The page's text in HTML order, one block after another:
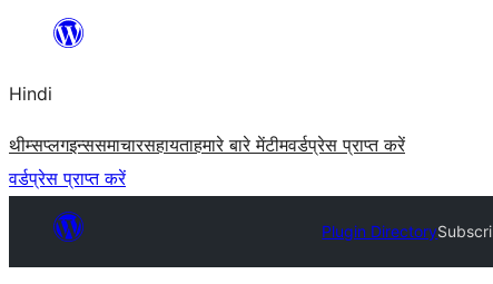
सामग्री
जाएं
Hindi
थीम्सप्लगइन्ससमाचारसहायताहमारे बारे मेंटीमवर्डप्रेस प्राप्त करें
वर्डप्रेस प्राप्त करें
Plugin Directory